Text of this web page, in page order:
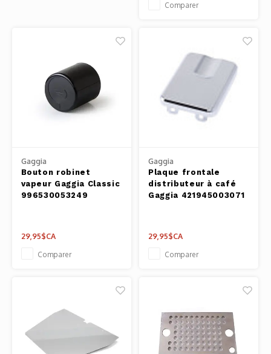
Comparer
Gaggia
Bouton robinet
vapeur Gaggia Classic
996530053249
29,95$CA
Comparer
Gaggia
Plaque frontale
distributeur à café
Gaggia 421945003071
29,95$CA
Comparer